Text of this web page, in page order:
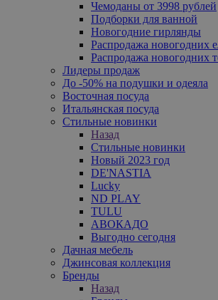
Чемоданы от 3998 рублей
Подборки для ванной
Новогодние гирлянды
Распродажа новогодних
Распродажа новогодних
Лидеры продаж
До -50% на подушки и одеяла
Восточная посуда
Итальянская посуда
Стильные новинки
Назад
Стильные новинки
Новый 2023 год
DE'NASTIA
Lucky
ND PLAY
TULU
АВОКАДО
Выгодно сегодня
Дачная мебель
Джинсовая коллекция
Бренды
Назад